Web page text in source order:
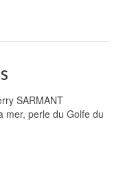
SARMANT
mer, perle du Golfe du